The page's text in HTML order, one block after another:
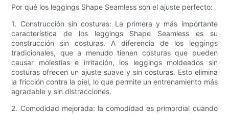
Por qué los leggings Shape Seamless son el ajuste perfecto:
1. Construcción sin costuras: La primera y más importante
característica de los leggings Shape Seamless es su
construcción sin costuras. A diferencia de los leggings
tradicionales, que a menudo tienen costuras que pueden
causar molestias e irritación, los leggings moldeados sin
costuras ofrecen un ajuste suave y sin costuras. Esto elimina
la fricción contra la piel, lo que permite un entrenamiento más
agradable y sin distracciones.
2. Comodidad mejorada: la comodidad es primordial cuando